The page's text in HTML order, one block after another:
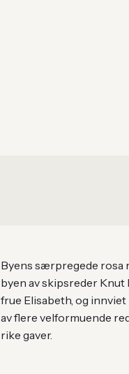
Byens særpregede rosa
byen av skipsreder Knut
frue Elisabeth, og innviet
av flere velformuende
rike gaver.